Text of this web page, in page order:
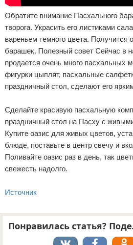
Обратите внимание Пасхального
творога. Украсить его листиками
вареньем темного цвета.
барашек. Полезный совет Сейчас в
продается очень много пасхальных
фигурки цыплят, пасхальные
праздничный стол, сделают его
Сделайте красивую пасхальную
праздничный стол на Пасху с
Купите оазис для живых цветов,
блюде, поставьте в центр свечу и
Поливайте оазис раз в день, так
свежесть надолго.
Источник
Понравилась статья?